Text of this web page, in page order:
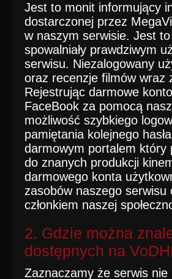
Jest to monit informujący
dostarczonej przez
w naszym serwisie. Jest
spowalniały prawdziwym
serwisu. Niezalogowany
oraz recenzje filmów wraz
Rejestrując darmowe
FaceBook za pomocą
możliwość szybkiego
pamiętania kolejnego
darmowym portalem który
do znanych produkcji
darmowego konta
zasobów naszego serwisu
członkiem naszej
2. Gdzie można
dostępnych na
Zaznaczamy że serwis nie